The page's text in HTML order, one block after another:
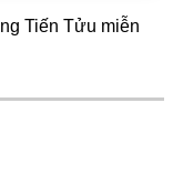
Tiến Tửu miễn